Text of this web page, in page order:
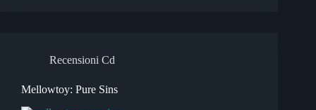
Recensioni Cd
Mellowtoy: Pure Sins